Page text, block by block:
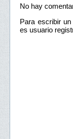
No hay
Para escribir
es usuario